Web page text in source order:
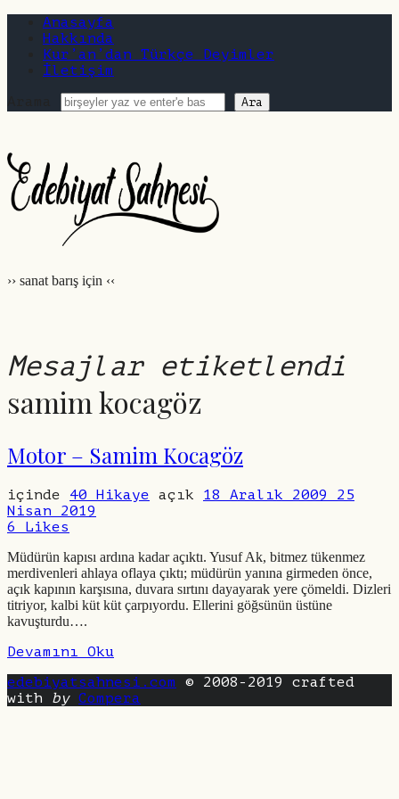
Anasayfa
Hakkında
Kur’an’dan Türkçe Deyimler
İletişim
Edebiyat
Sahnesi
edebiyatsahnesi.com
›› sanat barış için ‹‹
Mesajlar etiketlendi
samim kocagöz
Motor – Samim Kocagöz
içinde 40 Hikaye açık 18 Aralık 2009 25
Nisan 2019
6
Likes
Müdürün kapısı ardına kadar açıktı. Yusuf Ak, bitmez tükenmez
merdivenleri ahlaya oflaya çıktı; müdürün yanına girmeden önce,
açık kapının karşısına, duvara sırtını dayayarak yere çömeldi. Dizleri
titriyor, kalbi küt küt çarpıyordu. Ellerini göğsünün üstüne
kavuşturdu….
Devamını Oku
edebiyatsahnesi.com
© 2008-2019 crafted
with by Compera